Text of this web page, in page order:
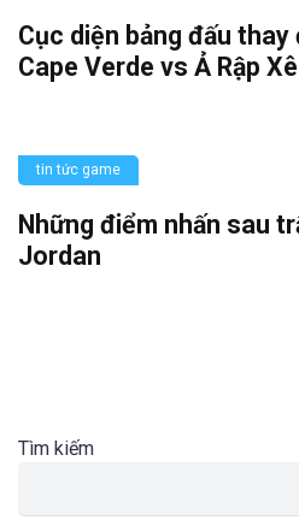
Cục diện bảng đấu
Cape Verde vs Ả Rập
tin tức game
Những điểm nhấn sau
Jordan
Tìm kiếm